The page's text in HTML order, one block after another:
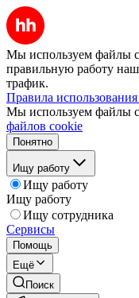
Мы используем файлы
правильную работу
трафик.
Правила
Мы используем файлы
файлов cookie
Понятно
Ищу работу
Ищу работу
Ищу работу
Ищу сотрудника
Сервисы
Помощь
Ещё
Поиск